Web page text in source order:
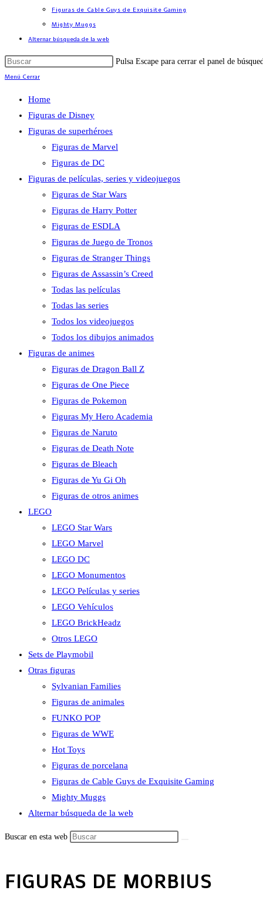
Figuras de Cable Guys de Exquisite Gaming
Mighty Muggs
Alternar búsqueda de la web
Pulsa Escape para cerrar el panel de
Menú Cerrar
Home
Figuras de Disney
Figuras de superhéroes
Figuras de Marvel
Figuras de DC
Figuras de películas, series y videojuegos
Figuras de Star Wars
Figuras de Harry Potter
Figuras de ESDLA
Figuras de Juego de Tronos
Figuras de Stranger Things
Figuras de Assassin’s Creed
Todas las películas
Todas las series
Todos los videojuegos
Todos los dibujos animados
Figuras de animes
Figuras de Dragon Ball Z
Figuras de One Piece
Figuras de Pokemon
Figuras My Hero Academia
Figuras de Naruto
Figuras de Death Note
Figuras de Bleach
Figuras de Yu Gi Oh
Figuras de otros animes
LEGO
LEGO Star Wars
LEGO Marvel
LEGO DC
LEGO Monumentos
LEGO Películas y series
LEGO Vehículos
LEGO BrickHeadz
Otros LEGO
Sets de Playmobil
Otras figuras
Sylvanian Families
Figuras de animales
FUNKO POP
Figuras de WWE
Hot Toys
Figuras de porcelana
Figuras de Cable Guys de Exquisite Gaming
Mighty Muggs
Alternar búsqueda de la web
Buscar en esta web
FIGURAS DE MORBIUS